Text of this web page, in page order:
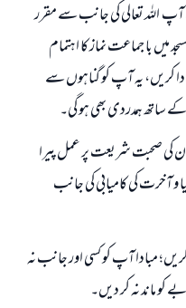
اللہ تعالی کی جانب سے مقرر
میں با جماعت نماز کا اہتمام
کریں، یہ آپ کو گناہوں سے
ساتھ ہمدردی بھی ہو گی۔
کی صحبت شریعت پر عمل پیرا
آخرت کی کامیابی کی جانب
مبادا آپ کو کسی اور جانب نہ
ماند نہ کر دیں۔